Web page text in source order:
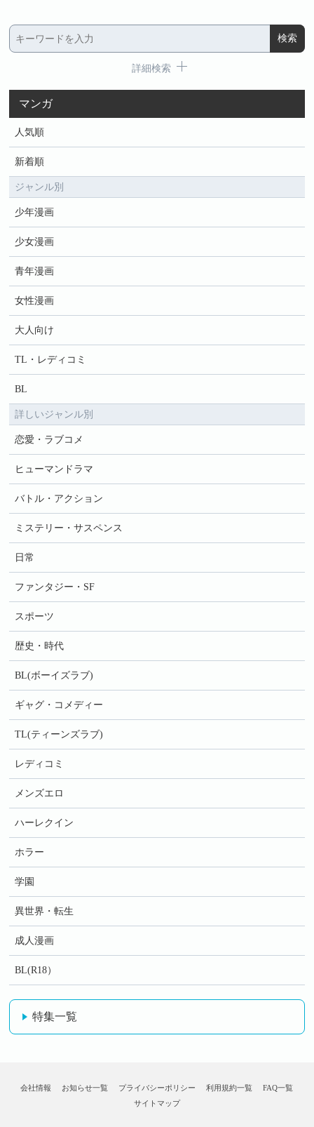
詳細検索
マンガ
人気順
新着順
ジャンル別
少年漫画
少女漫画
青年漫画
女性漫画
大人向け
TL・レディコミ
BL
詳しいジャンル別
恋愛・ラブコメ
ヒューマンドラマ
バトル・アクション
ミステリー・サスペンス
日常
ファンタジー・SF
スポーツ
歴史・時代
BL(ボーイズラブ)
ギャグ・コメディー
TL(ティーンズラブ)
レディコミ
メンズエロ
ハーレクイン
ホラー
学園
異世界・転生
成人漫画
BL(R18）
特集一覧
会社情報 お知らせ一覧 プライバシーポリシー 利用規約一覧
FAQ一覧
サイトマップ